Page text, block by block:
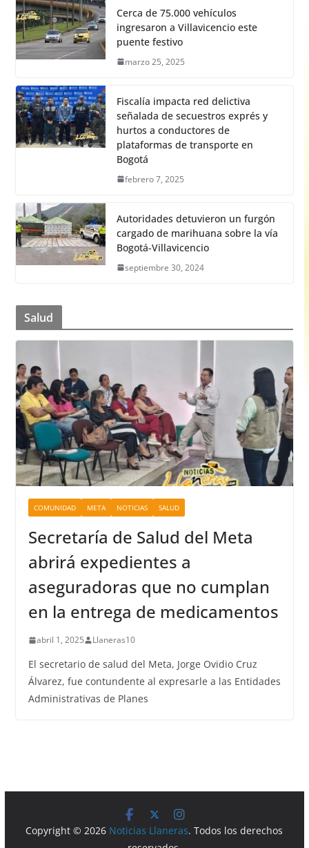
Cerca de 75.000 vehículos
ingresaron a Villavicencio este
puente festivo
marzo 25, 2025
Fiscalía impacta red delictiva
señalada de secuestros exprés y
hurtos a conductores de
plataformas de transporte en
Bogotá
febrero 7, 2025
Autoridades detuvieron un furgón
cargado de marihuana sobre la vía
Bogotá-Villavicencio
septiembre 30, 2024
Salud
COMUNIDAD META NOTICIAS SALUD
Secretaría de Salud del Meta
abrirá expedientes a
aseguradoras que no cumplan
en la entrega de medicamentos
abril 1, 2025 Llaneras10
El secretario de salud del Meta, Jorge Ovidio Cruz
Álvarez, fue contundente al expresarle a las Entidades
Administrativas de Planes
Copyright © 2026 Noticias Llaneras. Todos los derechos